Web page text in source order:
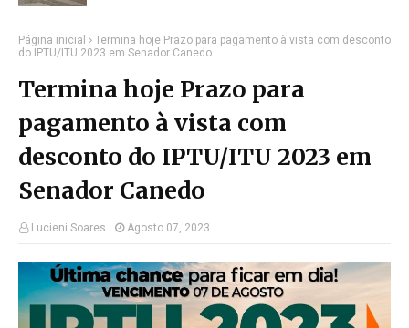
Página inicial
Termina hoje Prazo para pagamento à vista com desconto
do IPTU/ITU 2023 em Senador Canedo
Termina hoje Prazo para
pagamento à vista com
desconto do IPTU/ITU 2023 em
Senador Canedo
Lucieni Soares Agosto 07, 2023